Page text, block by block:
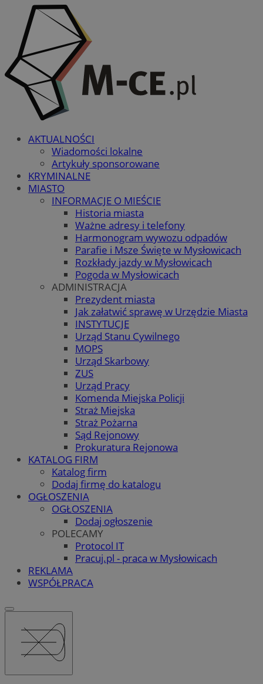
AKTUALNOŚCI
Wiadomości lokalne
Artykuły sponsorowane
KRYMINALNE
MIASTO
INFORMACJE O MIEŚCIE
Historia miasta
Ważne adresy i telefony
Harmonogram wywozu odpadów
Parafie i Msze Święte w Mysłowicach
Rozkłady jazdy w Mysłowicach
Pogoda w Mysłowicach
ADMINISTRACJA
Prezydent miasta
Jak załatwić sprawę w Urzędzie Miasta
INSTYTUCJE
Urząd Stanu Cywilnego
MOPS
Urząd Skarbowy
ZUS
Urząd Pracy
Komenda Miejska Policji
Straż Miejska
Straż Pożarna
Sąd Rejonowy
Prokuratura Rejonowa
KATALOG FIRM
Katalog firm
Dodaj firmę do katalogu
OGŁOSZENIA
OGŁOSZENIA
Dodaj ogłoszenie
POLECAMY
Protocol IT
Pracuj.pl - praca w Mysłowicach
REKLAMA
WSPÓŁPRACA